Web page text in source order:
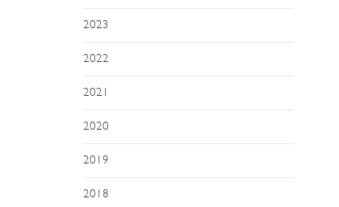
2023
2022
2021
2020
2019
2018